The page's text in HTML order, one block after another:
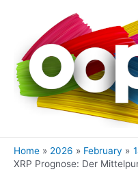
Home 2026 February
XRP Prognose: Der